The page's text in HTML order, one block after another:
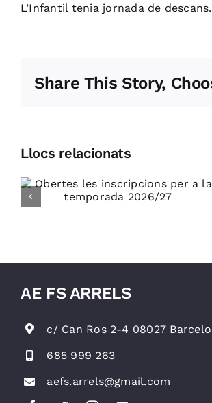
L’Infantil tenia jornada de descans.
Share This Story,
Llocs relacionats
No et perdis les
tecnificacions
AE FS ARRELS
c/ Can Ros 2-4 08027
685 999 263
aefs.arrels@gmail.com